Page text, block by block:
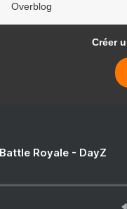
Overblog
Créer
Royale - DayZ